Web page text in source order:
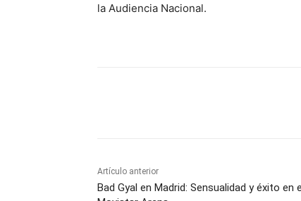
la Audiencia Nacional.
Artículo anterior
Bad Gyal en Madrid: Sensualidad y éxito en